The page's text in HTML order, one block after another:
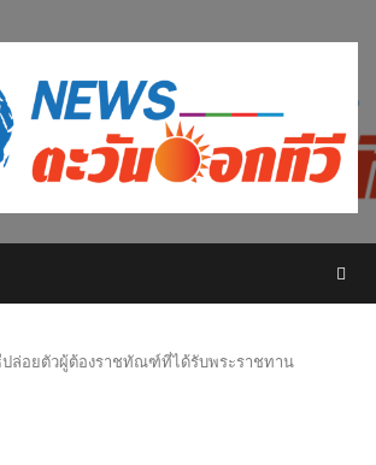
ปล่อยตัวผู้ต้องราชทัณฑ์ที่ได้รับพระราชทาน